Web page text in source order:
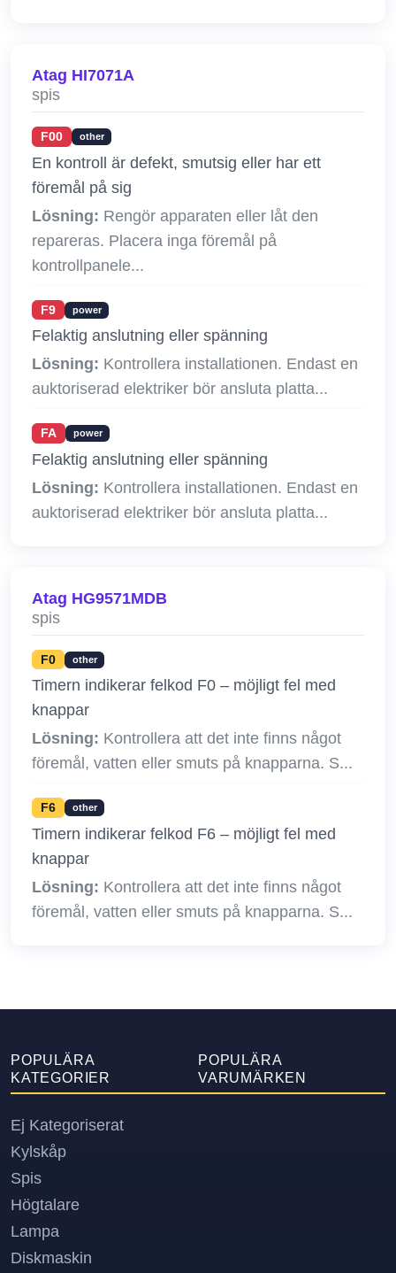
Atag HI7071A
spis
F00 other
En kontroll är defekt, smutsig eller har ett
föremål på sig
Lösning: Rengör apparaten eller låt den
repareras. Placera inga föremål på
kontrollpanele...
F9 power
Felaktig anslutning eller spänning
Lösning: Kontrollera installationen. Endast en
auktoriserad elektriker bör ansluta platta...
FA power
Felaktig anslutning eller spänning
Lösning: Kontrollera installationen. Endast en
auktoriserad elektriker bör ansluta platta...
Atag HG9571MDB
spis
F0 other
Timern indikerar felkod F0 – möjligt fel med
knappar
Lösning: Kontrollera att det inte finns något
föremål, vatten eller smuts på knapparna. S...
F6 other
Timern indikerar felkod F6 – möjligt fel med
knappar
Lösning: Kontrollera att det inte finns något
föremål, vatten eller smuts på knapparna. S...
POPULÄRA
KATEGORIER
Ej Kategoriserat
Kylskåp
Spis
Högtalare
Lampa
Diskmaskin
POPULÄRA
VARUMÄRKEN